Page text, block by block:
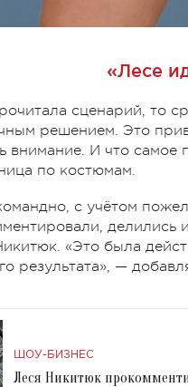
«Лесе
сценарий, то
решением. Это
внимание. И что
по костюмам.
с учётом
делились
«Это была
результата», —
ШОУ-БИЗНЕС
Леся Никитюк